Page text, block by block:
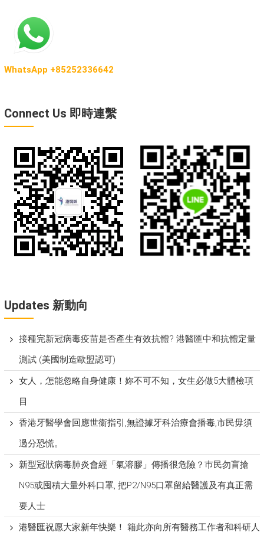
WhatsApp +85252336642
Connect Us 即時連繫
Updates 新動向
接種完新冠病毒疫苗是否產生有效抗體? 港醫匯中和抗體定量
測試 (美國制造歐盟認可)
女人，怎能忽略自身健康！妳不可不知，女生必做5大體檢項
目
香港牙醫學會回應世衞指引,無證據牙科治療會播毒,市民毋須
過分恐慌。
新型冠狀病毒肺炎會經「氣溶膠」傳播很危險？巿民勿盲搶
N95或囤積大量外科口罩, 把P​2/N95口罩留給醫護及有真正需
要人士
港醫匯祝愿大家新年快樂！ 籍此亦向所有醫務工作者和科研人